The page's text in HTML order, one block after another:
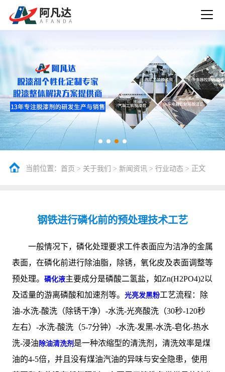
当前位置： 首页 > 关于我们 > 新闻资讯 > 行业动态> 正文
钢铁进行磷化前的预处理技术工艺
一般情况下，磷化处理要求工件表面应为洁净的金属
表面，在磷化前进行除油脂，除锈，氧化皮及表面调整等
预处理。 磷化液主要成分是磷酸二氢盐，如Zn(H2PO4)2以
及适量的游离磷酸和加速剂等。 光亮发黑粉工艺流程：除
油-水洗-酸洗（除锈干净）-水洗-光亮酸洗（30秒-120秒
左右）-水洗-酸洗（5-7分钟）-水洗-发黑-水洗-皂化-热水
洗-浸油 除油清洗剂 是一种浓缩型的清洗剂，清洗效率是煤
油的4-5倍，并且没有煤油汽油的异味与安全隐患，使用